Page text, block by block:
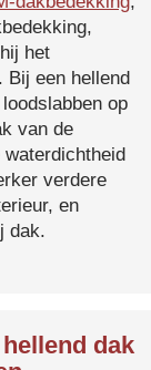
het
Bij een hellend
op
van de
verdere
en
dak.
dak